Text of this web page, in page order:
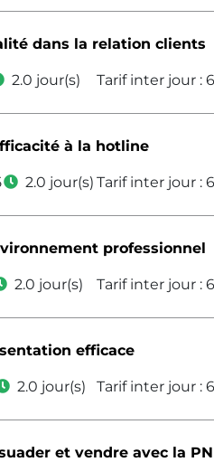
dans la relation clients
2.0 jour(s) Tarif inter jour :
à la hotline
2.0 jour(s) Tarif inter jour :
professionnel
2.0 jour(s) Tarif inter jour :
efficace
2.0 jour(s) Tarif inter jour :
et vendre avec la